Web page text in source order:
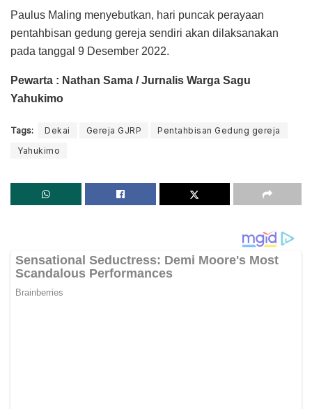
Paulus Maling menyebutkan, hari puncak perayaan
pentahbisan gedung gereja sendiri akan dilaksanakan
pada tanggal 9 Desember 2022.
Pewarta : Nathan Sama / Jurnalis Warga Sagu
Yahukimo
Tags: Dekai Gereja GJRP
Pentahbisan Gedung gereja
Yahukimo